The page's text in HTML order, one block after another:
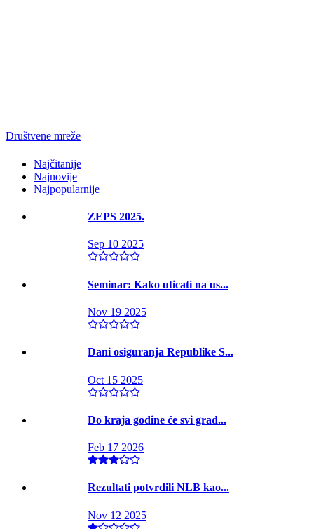
Društvene mreže
Najčitanije
Najnovije
Najpopularnije
ZEPS 2025.
Sep 10 2025
Seminar: Kako uticati na us...
Nov 19 2025
Dani osiguranja Republike S...
Oct 15 2025
Do kraja godine će svi grad...
Feb 17 2026
Rezultati potvrdili NLB kao...
Nov 12 2025